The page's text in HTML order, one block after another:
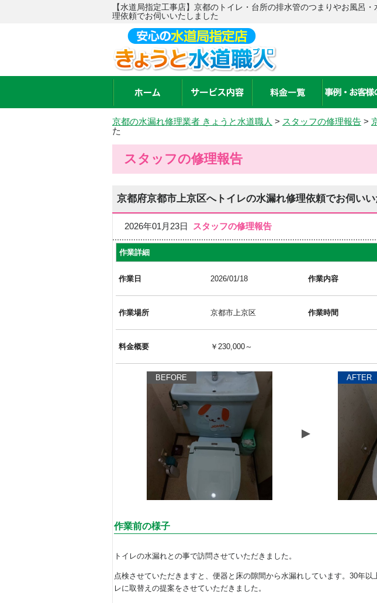
【水道局指定工事店】京都のトイレ・台所の排水管のつまりやお風呂
理依頼でお伺いいたしました
京都の水漏れ修理業者 きょうと水道職人 > スタッフの修理報告 >
た
スタッフの修理報告
京都府京都市上京区へトイレの水漏れ修理依頼でお伺い
2026年01月23日 スタッフの修理報告
作業詳細
作業日 2026/01/18 作業内容
作業場所 京都市上京区 作業時間
料金概要 ￥230,000～
BEFORE AFTER
作業前の様子
トイレの水漏れとの事で訪問させていただきました。
点検させていただきますと、便器と床の隙間から水漏れしています。30年以
レに取替えの提案をさせていただきました。